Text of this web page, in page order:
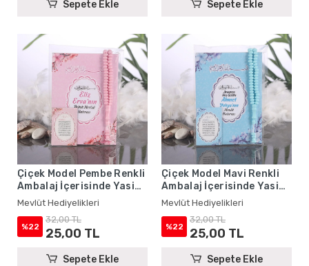
Sepete Ekle Sepete Ekle
Çiçek Model Pembe Renkli
Ambalaj İçerisinde Yasin
Kitabı, Magnet ve Tesbih -
Mevlüt Hediyelikleri
Mevlüt Hediyelikleri
%22
32,00 TL
25,00 TL
Sepete Ekle
Çiçek Model Mavi Renkli
Ambalaj İçerisinde Yasin
Kitabı, Magnet ve Tesbih -
Mevlüt Hediyelikleri
Mevlüt Hediyelikleri
%22
32,00 TL
25,00 TL
Sepete Ekle